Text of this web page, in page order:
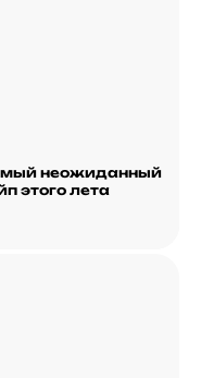
неожиданный
этого лета